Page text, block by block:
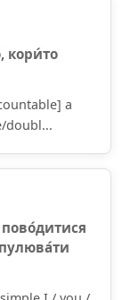
кори́то
a
doubl...